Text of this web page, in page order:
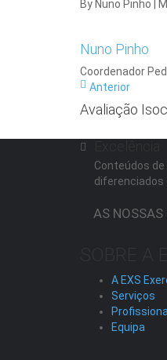
By Nuno Pinho |
Nuno Pinho
Coordenador
Anterior
Avaliação
Conteúdos
diferenciados
AS
A EXS
Serviços
Equipa